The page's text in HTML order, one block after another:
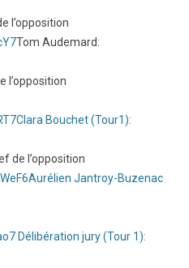
l’opposition
Tom Audemard:
l’opposition
Clara Bouchet (Tour1):
de l’opposition
Aurélien Jantroy-Buzenac
Délibération jury (Tour 1):